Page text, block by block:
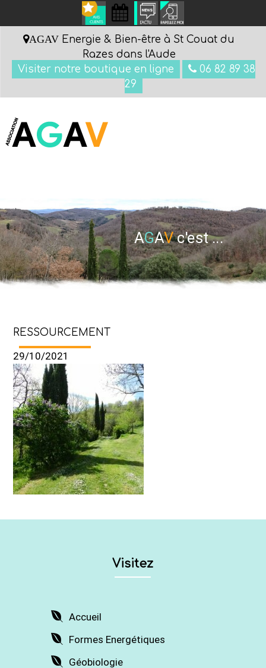
AGAV Energie & Bien-être à St Couat du
Razes dans l'Aude
Visiter notre boutique en ligne
06 82 89 38
29
AGAVc'est ...
RESSOURCEMENT
29/10/2021
Visitez
Accueil
Formes Energétiques
Géobiologie